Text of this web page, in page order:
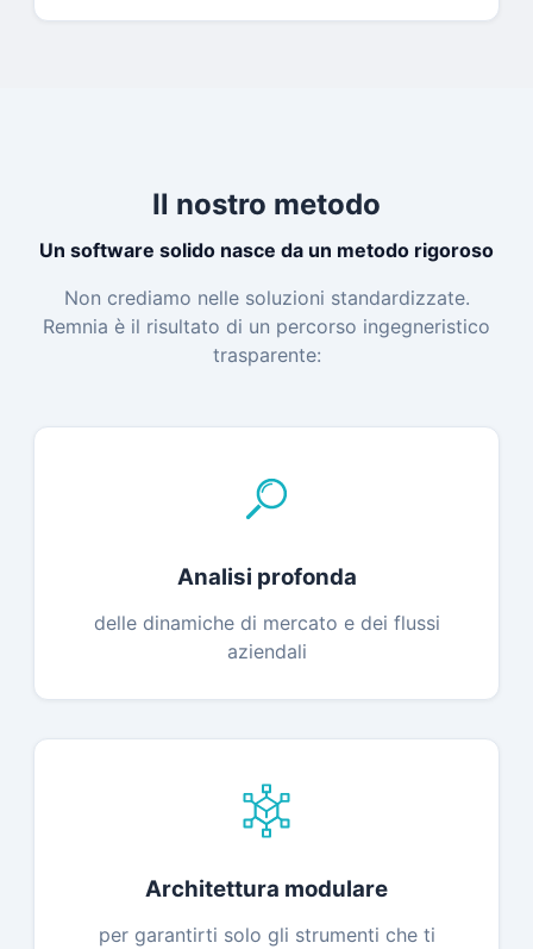
Il nostro metodo
Un software solido nasce da un metodo rigoroso
Non crediamo nelle soluzioni standardizzate.
Remnia è il risultato di un percorso ingegneristico
trasparente:
Analisi profonda
delle dinamiche di mercato e dei flussi
aziendali
Architettura modulare
per garantirti solo gli strumenti che ti